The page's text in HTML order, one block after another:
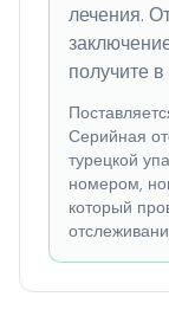
лечения.
получите
Серийная
турецкой
номером,
который